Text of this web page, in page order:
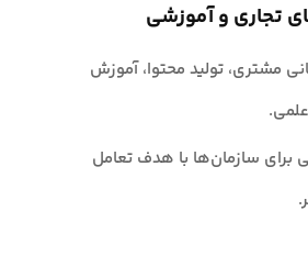
تجاری و آموزشی
مشتری، تولید محتوا، آموزش
سازمان‌ها با هدف تعامل